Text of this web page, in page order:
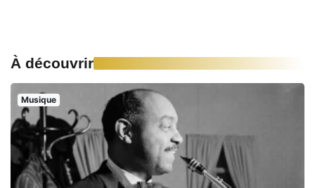
À découvrir
Musique